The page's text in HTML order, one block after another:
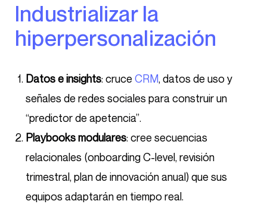
Industrializar la
hiperpersonalización
Datos e insights: cruce CRM, datos de uso y
señales de redes sociales para construir un
“predictor de apetencia”.
Playbooks modulares: cree secuencias
relacionales (onboarding C-level, revisión
trimestral, plan de innovación anual) que sus
equipos adaptarán en tiempo real.